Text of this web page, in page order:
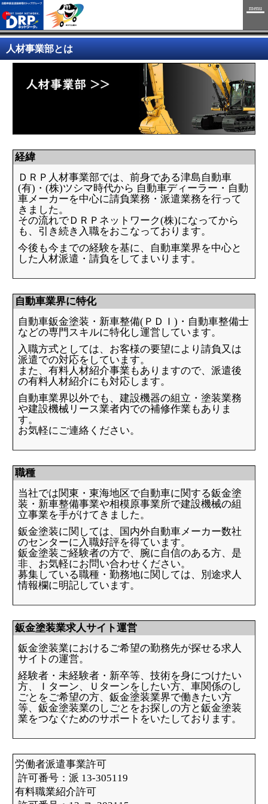
menu
人材事業部とは
経緯
ＤＲＰ人材事業部では、前身である津島自動車
(有)・(株)ツシマ時代から 自動車ディーラー・自動
車メーカーを中心に請負業務・派遣業務を行って
きました。
その流れでＤＲＰネットワーク(株)になってから
も、引き続き入職をおこなっております。
今後も今までの経験を基に、自動車業界を中心と
した人材派遣・請負をしてまいります。
自動車業界に特化
自動車鈑金塗装・新車整備(ＰＤＩ)・自動車整備士
などの専門スキルに特化し運営しています。
入職方式としては、お客様の要望により請負又は
派遣での対応をしています。
また、有料人材紹介事業もありますので、派遣後
の有料人材紹介にも対応します。
自動車業界以外でも、建設機器の組立・塗装業務
や建設機械リース業者内での補修作業もありま
す。
お気軽にご連絡ください。
職種
当社では関東・東海地区で自動車に関する鈑金塗
装・新車整備事業や相模原事業所で建設機械の組
立事業を手がけてきました。
鈑金塗装に関しては、国内外自動車メーカー数社
のセンターに入職好評を得ています。
鈑金塗装ご経験者の方で、腕に自信のある方、是
非、お気軽にお問い合わせください。
募集している職種・勤務地に関しては、別途求人
情報欄に明記しています。
鈑金塗装業求人サイト運営
鈑金塗装業におけるご希望の勤務先が探せる求人
サイトの運営。
経験者・未経験者・新卒等、技術を身につけたい
方、Ｉターン、Ｕターンをしたい方、車関係のし
ごとをご希望の方、鈑金塗装業界で働きたい方
等、鈑金塗装業のしごとをお探しの方と鈑金塗装
業をつなぐためのサポートをいたしております。
労働者派遣事業許可
許可番号：派 13-305119
有料職業紹介許可